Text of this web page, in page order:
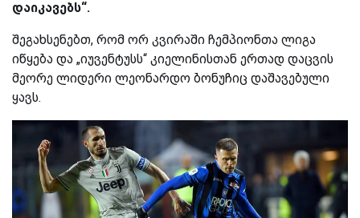
დაიკავებს“.
შეგახსენებთ, რომ ორ კვირაში ჩემპიონთა ლიგა
იწყება და „იუვენტუსს“ კიელინისთან ერთად დაცვის
მეორე ლიდერი ლეონარდო ბონუჩიც დაშავებული
ყავს.